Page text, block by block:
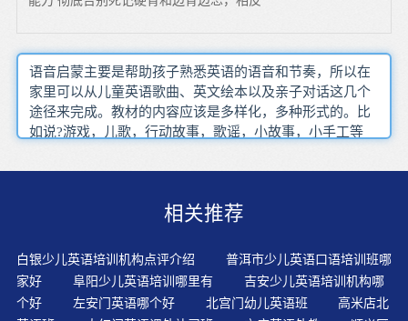
语音启蒙主要是帮助孩子熟悉英语的语音和节奏，所以在
家里可以从儿童英语歌曲、英文绘本以及亲子对话这几个
途径来完成。教材的内容应该是多样化，多种形式的。比
如说?游戏，儿歌，行动故事，歌谣，小故事，小手工等
学习的需要。正确的做法是让他们感受到英语学习是一件
许沉默期就是孩子量不够，没有足够兴趣，不开口说英
小的问题，主要是看教学方式。断的反复阅读及模仿，这
才是学习英语的最基本常识。让孩子通过视听模仿，加强
口语训练。试题的答案预先已设置在教师机中才能激起主
动的内部活动社会的客观发展规律是我们没有办法违背的
相关推荐
白银少儿英语培训机构点评介绍
普洱市少儿英语口语培训班哪
家好
阜阳少儿英语培训哪里有
吉安少儿英语培训机构哪
个好
左安门英语哪个好 北宫门幼儿英语班
高米店北